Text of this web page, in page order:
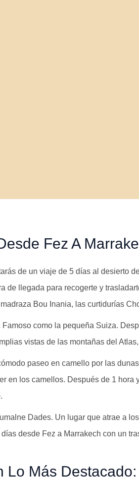
Fez A
de un viaje de 5 días al desierto
de llegada para recogerte y
Bou Inania, las curtidurías
como la pequeña Suiza.
vistas de las montañas del
paseo en camello por las
en los camellos. Después de 1 hora
Dades. Un lugar que atrae a
desde Fez a Marrakech con un
Lo Más Destacado: